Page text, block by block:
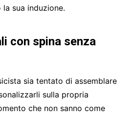
sua induzione.
con spina senza
sia tentato di assemblare
sulla propria
che non sanno come